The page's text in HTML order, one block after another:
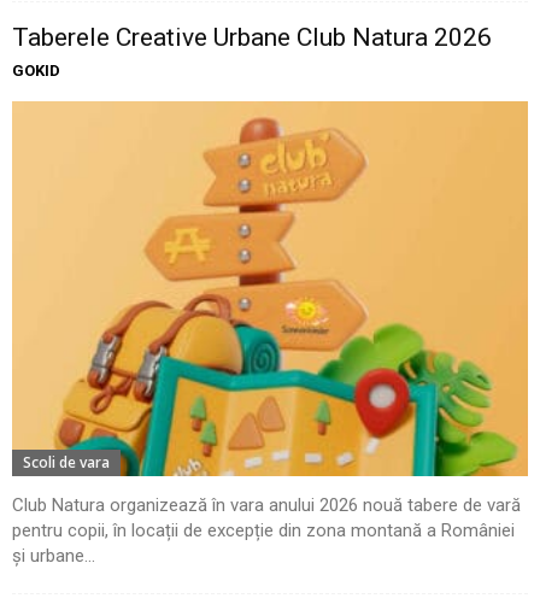
Taberele Creative Urbane Club Natura 2026
GOKID
Scoli de vara
Club Natura organizează în vara anului 2026 nouă tabere de vară
pentru copii, în locații de excepție din zona montană a României
și urbane...